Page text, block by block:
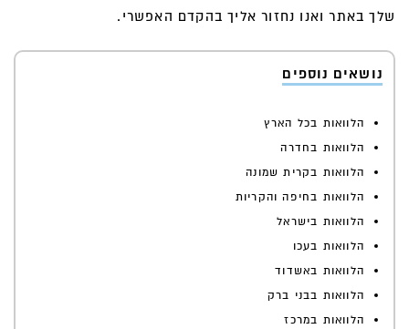
שלך באתר ואנו נחזור אליך בהקדם האפשרי.
נושאים נוספים
הלוואות בכל הארץ
הלוואות בחדרה
הלוואות בקרית שמונה
הלוואות בחיפה והקריות
הלוואות בישראל
הלוואות בעכו
הלוואות באשדוד
הלוואות בבני ברק
הלוואות במרכז